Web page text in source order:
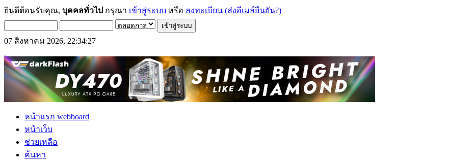
ยินดีต้อนรับคุณ, บุคคลทั่วไป กรุณา เข้าสู่ระบบ หรือ ลงทะเบียน (ส่งอีเมล์ยืนยัน?)
07 สิงหาคม 2026, 22:34:27
หน้าแรก webboard
หน้าเว็บ
ช่วยเหลือ
ค้นหา